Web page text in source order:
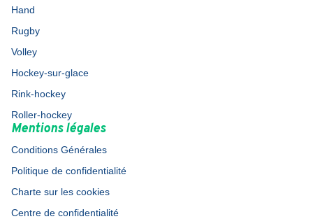
Hand
Rugby
Volley
Hockey-sur-glace
Rink-hockey
Roller-hockey
Mentions légales
Conditions Générales
Politique de confidentialité
Charte sur les cookies
Centre de confidentialité